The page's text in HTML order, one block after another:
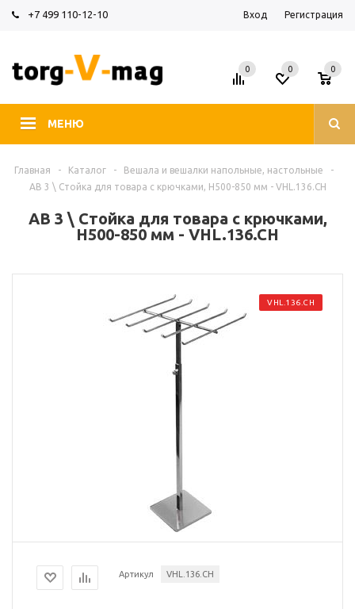
+7 499 110-12-10 Вход Регистрация
МЕНЮ
0 0
0
Главная - Каталог - Вешала и вешалки напольные, настольные
-
AB 3 \ Стойка для товара с крючками, H500-850 мм - VHL.136.CH
AB 3 \ Стойка для товара с крючками,
H500-850 мм - VHL.136.CH
VHL.136.CH
Артикул VHL.136.CH